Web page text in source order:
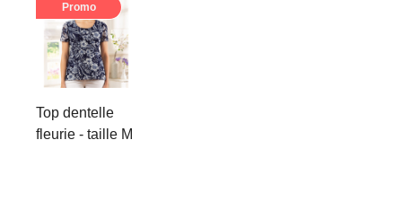
Promo
Top dentelle
fleurie - taille M